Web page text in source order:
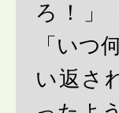
ろ！」
「いつ
い返さ